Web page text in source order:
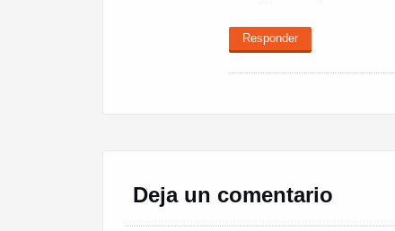
Responder
Deja un comentario